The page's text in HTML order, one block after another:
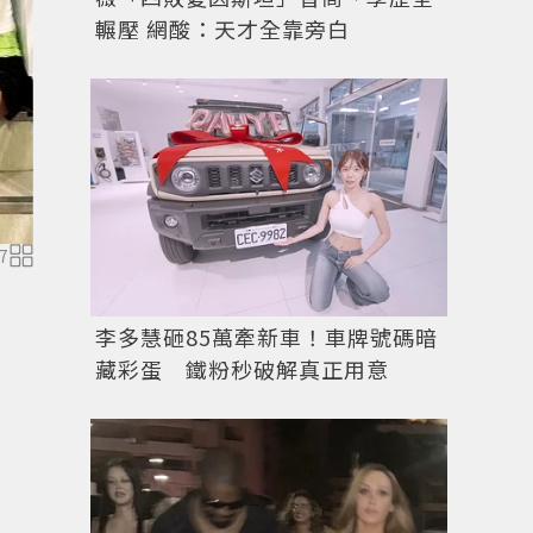
7 instagram
輾壓 網酸：天才全靠旁白
李多慧砸85萬牽新車！車牌號碼暗
藏彩蛋 鐵粉秒破解真正用意